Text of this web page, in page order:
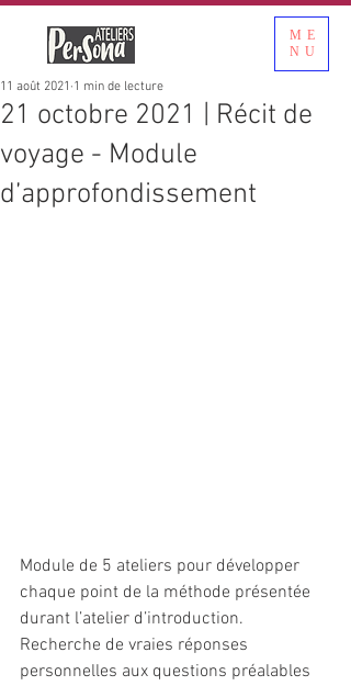
ME
NU
21 octobre 2021 | Récit de
voyage - Module
d’approfondissement
11 août 2021 1 min de lecture
Module de 5 ateliers pour développer
chaque point de la méthode présentée
durant l’atelier d’introduction.
Recherche de vraies réponses
personnelles aux questions préalables